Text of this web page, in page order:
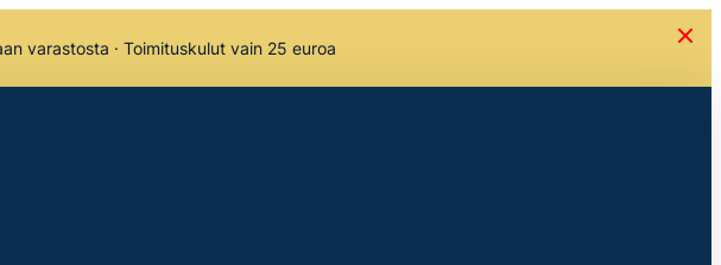
varastosta · Toimituskulut vain 25 euroa